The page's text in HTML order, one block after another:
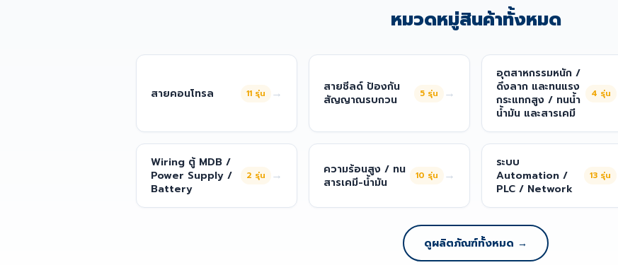
หมวดหมู่สินค้าทั้งหมด
สายคอนโทรล 11 รุ่น →
สายชีลด์ ป้องกัน
สัญญาณรบกวน
5 รุ่น →
อุตสาหกรรมหนัก /
ดึงลาก และทนแรง
กระแทกสูง / ทนน้ำ
น้ำมัน และสารเคมี
4 รุ่น
Wiring ตู้ MDB /
Power Supply /
Battery
2 รุ่น →
ความร้อนสูง / ทน
สารเคมี-น้ำมัน
10 รุ่น →
ระบบ
Automation /
PLC / Network
13 รุ่น
ดูผลิตภัณฑ์ทั้งหมด →